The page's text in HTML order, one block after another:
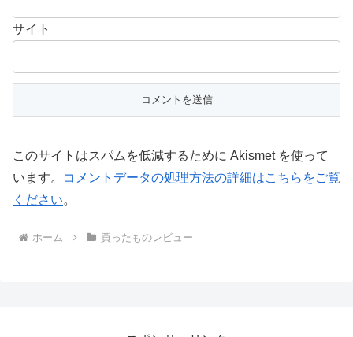
サイト
このサイトはスパムを低減するために Akismet を使って
います。
コメントデータの処理方法の詳細はこちらをご覧
ください。
ホーム 買ったものレビュー